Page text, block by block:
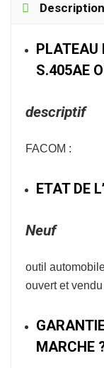
Description
PLATEAU
S.405AE
descriptif
FACOM :
ETAT DE
Neuf
outil
ouvert et
MARCHE